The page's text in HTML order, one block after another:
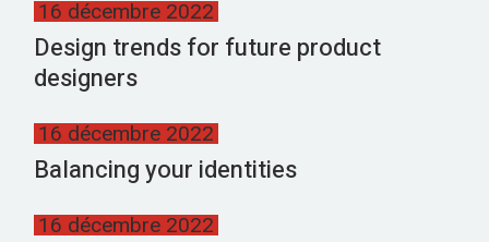
16 décembre 2022
Design trends for future product
designers
16 décembre 2022
Balancing your identities
16 décembre 2022